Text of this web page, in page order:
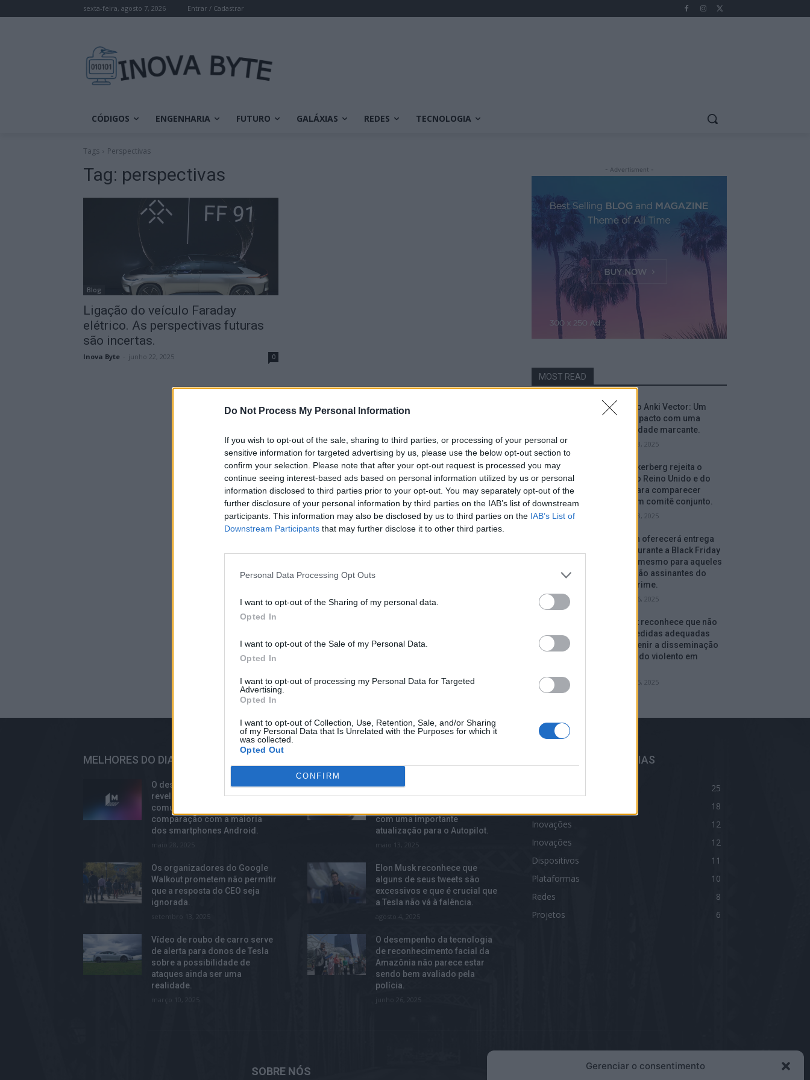
Do Not Process My Personal Information
If you wish to opt-out of the sale, sharing to third parties, or processing of your personal or
sensitive information for targeted advertising by us, please use the below opt-out section to
confirm your selection. Please note that after your opt-out request is processed you may
continue seeing interest-based ads based on personal information utilized by us or personal
information disclosed to third parties prior to your opt-out. You may separately opt-out of the
further disclosure of your personal information by third parties on the IAB’s list of downstream
participants. This information may also be disclosed by us to third parties on the IAB’s List of
Downstream Participants that may further disclose it to other third parties.
Personal Data Processing Opt Outs
I want to opt-out of the Sharing of my personal data.
Opted In
I want to opt-out of the Sale of my Personal Data.
Opted In
I want to opt-out of processing my Personal Data for Targeted
Advertising.
Opted In
I want to opt-out of Collection, Use, Retention, Sale, and/or Sharing
of my Personal Data that Is Unrelated with the Purposes for which it
was collected.
Opted Out
CONFIRM
Gerenciar o consentimento
sexta-feira, agosto 7, 2026 Entrar / Cadastrar
CÓDIGOS ENGENHARIA FUTURO GALÁXIAS REDES TECNOLOGIA
Tags Perspectivas
Tag: perspectivas
Blog
Ligação do veículo Faraday
elétrico. As perspectivas futuras
são incertas.
Inova Byte junho 22, 2025 0
- Advertisment -
MOST READ
Análise do Anki Vector: Um
robô compacto com uma
personalidade marcante.
setembro 18, 2025
Mark Zuckerberg rejeita o
convite do Reino Unido e do
Canadá para comparecer
perante um comitê conjunto.
setembro 18, 2025
A Amazon oferecerá entrega
gratuita durante a Black Friday
e depois, mesmo para aqueles
que não são assinantes do
serviço Prime.
setembro 16, 2025
Facebook reconhece que não
tomou medidas adequadas
para prevenir a disseminação
de conteúdo violento em
setembro 15, 2025
MELHORES DO DIA
O desmonte do iPhone XR
revelou que os reparos
comuns são mais simples em
comparação com a maioria
dos smartphones Android.
maio 28, 2025
Os organizadores do Google
Walkout prometem não permitir
que a resposta do CEO seja
ignorada.
setembro 13, 2025
Vídeo de roubo de carro serve
de alerta para donos de Tesla
sobre a possibilidade de
ataques ainda ser uma
realidade.
março 10, 2025
A Tesla está cada vez mais
próxima de alcançar seu
com uma importante
atualização para o Autopilot.
maio 13, 2025
Elon Musk reconhece que
alguns de seus tweets são
excessivos e que é crucial que
a Tesla não vá à falência.
agosto 4, 2025
O desempenho da tecnologia
de reconhecimento facial da
Amazônia não parece estar
sendo bem avaliado pela
polícia.
junho 26, 2025
MELHORES CATEGORIAS
25
18
Inovações
12
Inovações
12
Dispositivos
11
Plataformas
10
Redes
8
Projetos
6
SOBRE NÓS